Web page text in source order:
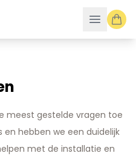
meest gestelde vragen toe
hebben we een duidelijk
met de installatie en